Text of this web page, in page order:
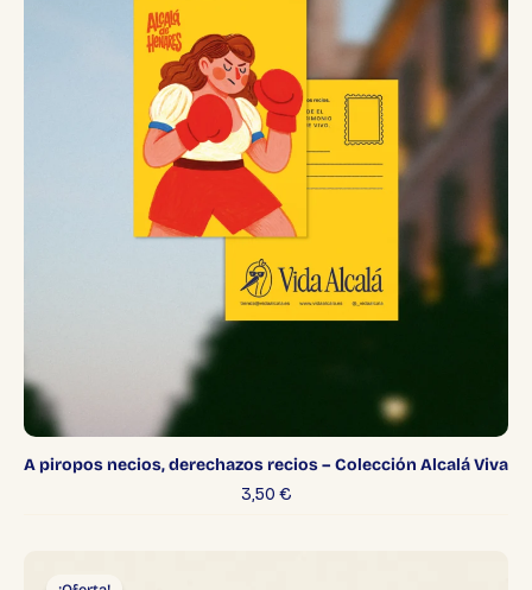
A piropos necios, derechazos recios – Colección Alcalá Viva
3,50 €